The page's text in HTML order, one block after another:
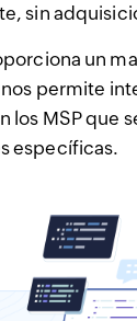
sin
un
permite
los MSP que
específicas.